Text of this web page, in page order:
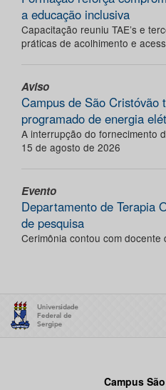
a educação inclusiva
Capacitação reuniu TAE’s e
práticas de acolhimento e
Aviso
Campus de São Cristóvão
programado de energia
A interrupção do fornecimento
15 de agosto de 2026
Evento
Departamento de Terapia
de pesquisa
Cerimônia contou com docente
Campus